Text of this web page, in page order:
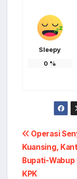
Sleepy
0 %
Post
Operasi
Kuansing,
Bupati-Wabup
KPK